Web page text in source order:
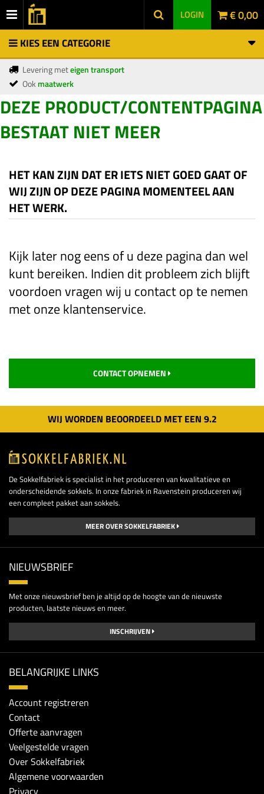
LOGIN € 0,00
KIES EEN CATEGORIE
Levering meteigen transport
Ookmaatwerk
DEZE PRODUCT/CONTENTPAGINA
BESTAAT NIET MEER
HET KAN ZIJN DAT ER IETS NIET GOED GAAT OF
WIJ ZIJN OP DEZE PAGINA MOMENTEEL AAN
HET WERK.
Kijk later nog eens of u deze pagina dan wel
kunt bereiken. Indien dit probleem zich blijft
voordoen vragen wij u contact op te nemen
met onze klantenservice.
CONTACT OPNEMEN
WIJ WORDEN BEOORDEELD MET EEN 9.2
De Sokkelfabriek is specialist in het produceren van kwalitatieve en
onderscheidende sokkels. In onze fabriek in Ravenstein produceren wij
een compleet pakket aan sokkels.
MEER OVER SOKKELFABRIEK
NIEUWSBRIEF
Met onze nieuwsbrief ben je altijd op de hoogte van de nieuwste
producten, laatste nieuws en meer.
INSCHRIJVEN
BELANGRIJKE LINKS
Account registreren
Contact
Offerte aanvragen
Veelgestelde vragen
Over Sokkelfabriek
Algemene voorwaarden
Privacy